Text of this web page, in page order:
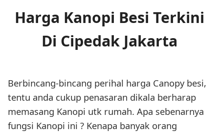
Harga Kanopi Besi Terkini
Di Cipedak Jakarta
Berbincang-bincang perihal harga Canopy besi,
tentu anda cukup penasaran dikala berharap
memasang Kanopi utk rumah. Apa sebenarnya
fungsi Kanopi ini ? Kenapa banyak orang